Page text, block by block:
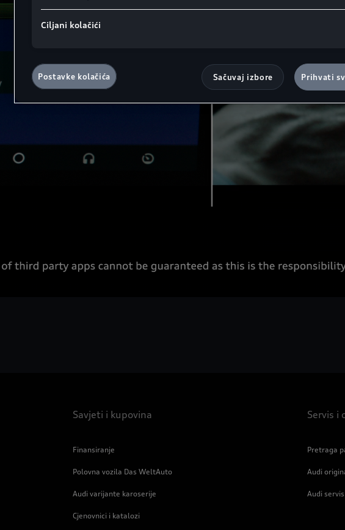
Savjeti i kupovina
Finansiranje
Polovna vozila Das WeltAuto
Audi varijante karoserije
Cjenovnici i katalozi
Servis i
Pretraga
Audi
Audi servis
Ciljani kolačići
Postavke kolačića Sačuvaj izbore Prihvati